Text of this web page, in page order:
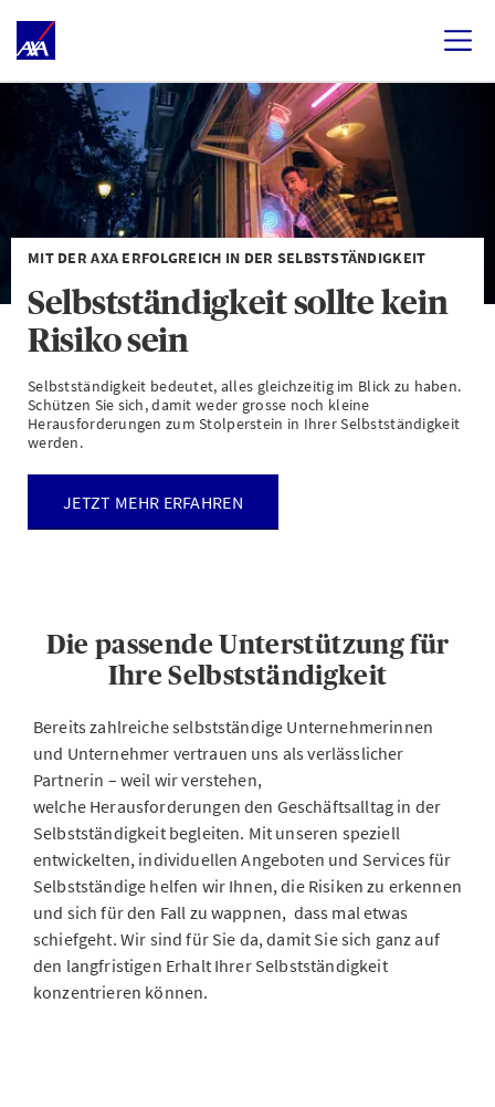
MIT DER AXA ERFOLGREICH IN DER SELBSTSTÄNDIGKEIT
Selbstständigkeit sollte kein
Risiko sein
Selbstständigkeit bedeutet, alles gleichzeitig im Blick zu haben.
Schützen Sie sich, damit weder grosse noch kleine
Herausforderungen zum Stolperstein in Ihrer Selbstständigkeit
werden.
JETZT MEHR ERFAHREN
Die passende Unterstützung für
Ihre Selbstständigkeit
Bereits zahlreiche selbstständige Unternehmerinnen
und Unternehmer vertrauen uns als verlässlicher
Partnerin – weil wir verstehen,
welche Herausforderungen den Geschäftsalltag in der
Selbstständigkeit begleiten. Mit unseren speziell
entwickelten, individuellen Angeboten und Services für
Selbstständige helfen wir Ihnen, die Risiken zu erkennen
und sich für den Fall zu wappnen, dass mal etwas
schiefgeht. Wir sind für Sie da, damit Sie sich ganz auf
den langfristigen Erhalt Ihrer Selbstständigkeit
konzentrieren können.